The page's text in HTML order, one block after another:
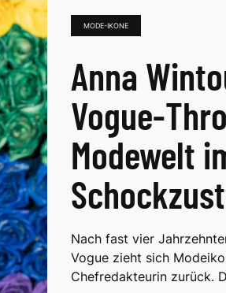
MODE-IKONE
Anna
Vogue-
Modewelt
Nach fast vier
Vogue zieht sich
Chefredakteurin zurück.